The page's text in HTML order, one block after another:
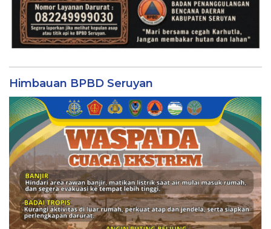
Himbauan BPBD Seruyan